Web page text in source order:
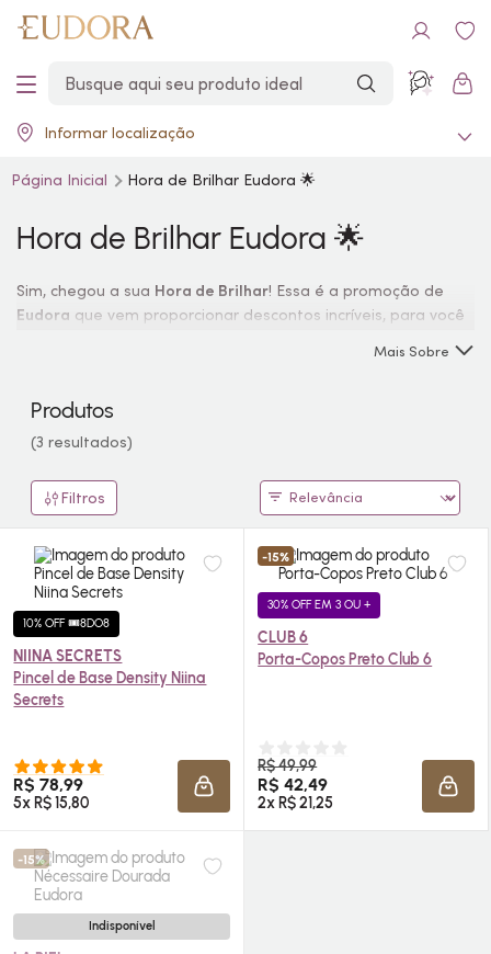
Informar localização
Página Inicial Hora de Brilhar Eudora 🌟
Hora de Brilhar Eudora 🌟
Sim, chegou a sua Hora de Brilhar! Essa é a promoção de
Eudora que vem proporcionar descontos incríveis, para você
descontos . Gostou da novidade? Então não perde tempo e
Mais Sobre
Produtos
(3 resultados)
Filtros
10% OFF 🎟️8DO8
NIINA SECRETS
Pincel de Base Density Niina
Secrets
R$ 78,99
5x R$ 15,80 ADICIONAR À SACOLA
-15%
30% OFF EM 3 OU +
CLUB 6
Porta-Copos Preto Club 6
R$ 49,99
R$ 42,49
2x R$ 21,25
-15%
Indisponível